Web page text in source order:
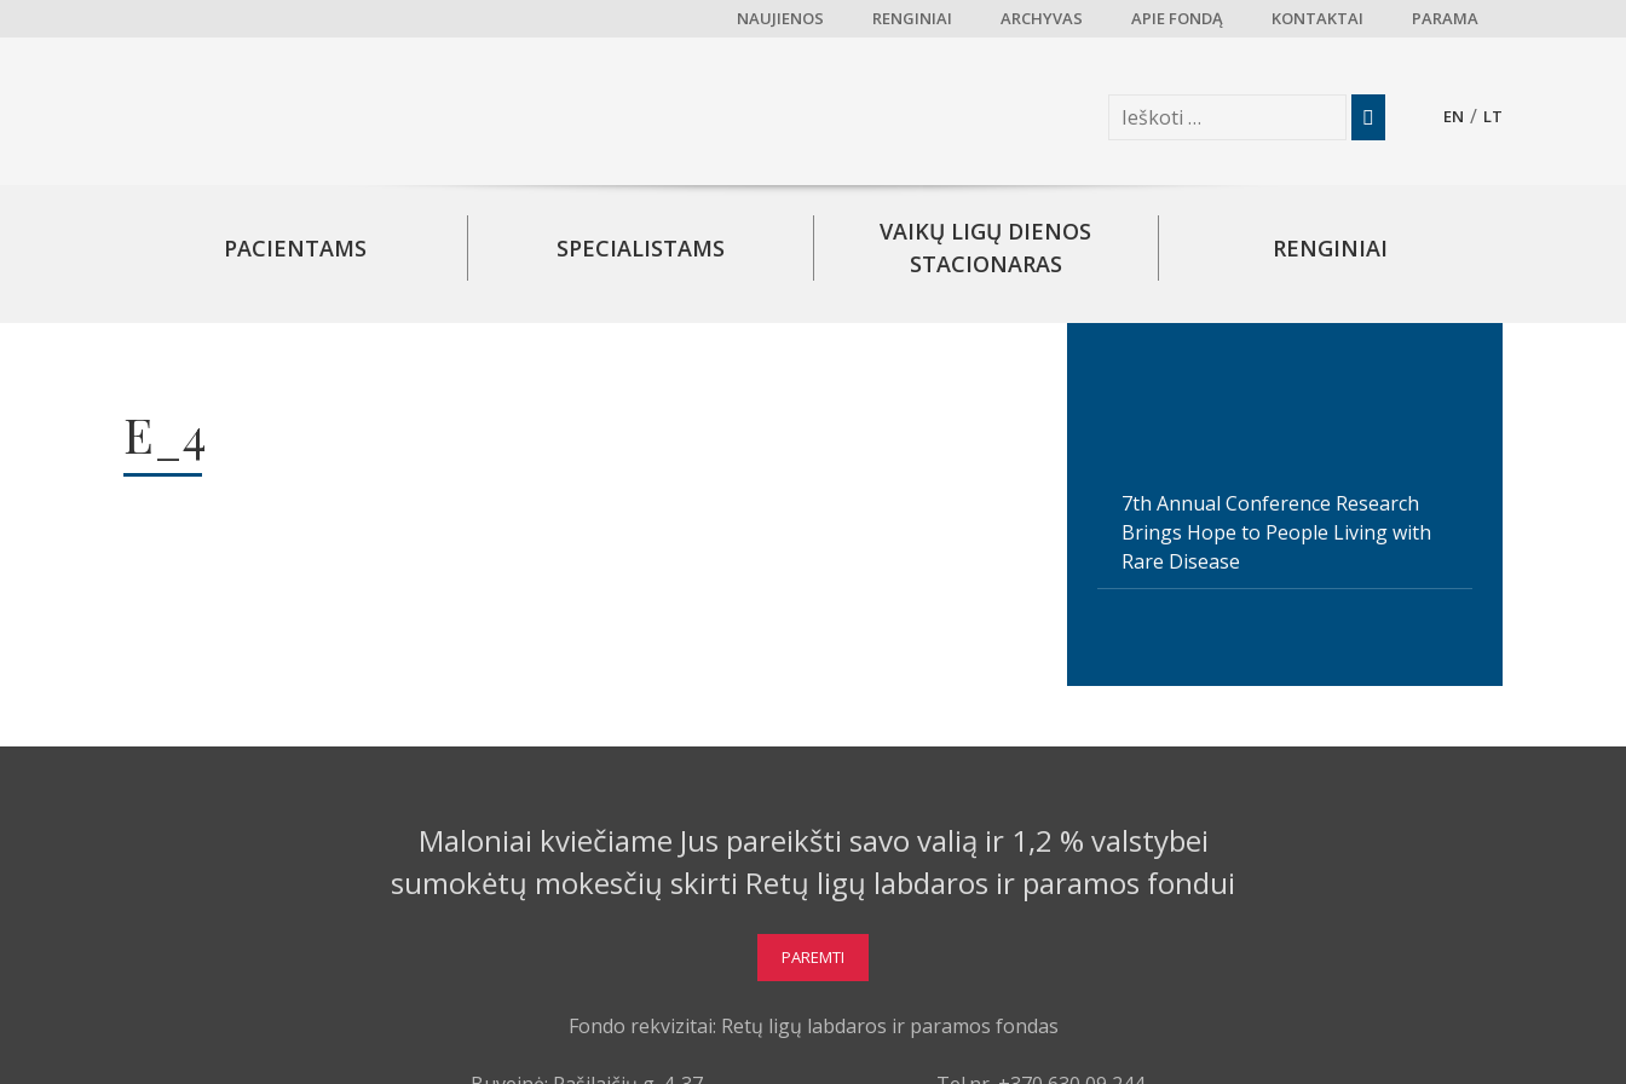
NAUJIENOS RENGINIAI ARCHYVAS APIE FONDĄ KONTAKTAI PARAMA
EN LT
PACIENTAMS SPECIALISTAMS
VAIKŲ LIGŲ DIENOS
STACIONARAS
RENGINIAI
E_4
7th Annual Conference Research
Brings Hope to People Living with
Rare Disease
Maloniai kviečiame Jus pareikšti savo valią ir 1,2 % valstybei
sumokėtų mokesčių skirti Retų ligų labdaros ir paramos fondui
PAREMTI
Fondo rekvizitai: Retų ligų labdaros ir paramos fondas